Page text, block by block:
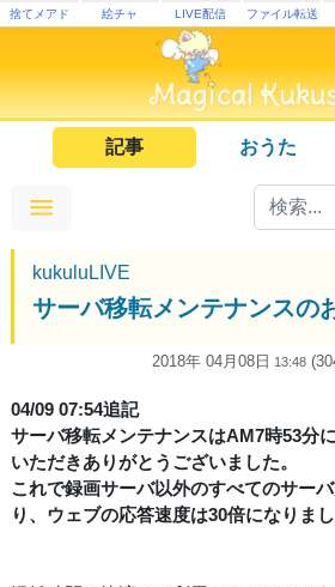
捨てメアド 絵チャ LIVE配信 ファイル転送
記事 おうた
kukuluLIVE
サーバ移転メンテナンスの
2018年 04月08日 13:48
04/09 07:54追記
サーバ移転メンテナンスはAM7時53分
いただきありがとうございました。
これで録画サーバ以外のすべてのサー
り、ウェブの応答速度は30倍になりまし